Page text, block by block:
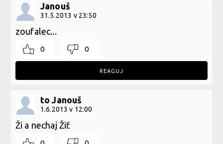
Janouš
31.5.2013 v 23:50
zoufalec...
0 0
REAGUJ
to Janouš
1.6.2013 v 12:00
Ži a nechaj Žiť